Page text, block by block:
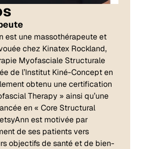
est une massothérapeute et
chez Kinatex Rockland,
Myofasciale Structurale
de l’Institut Kiné-Concept en
obtenu une certification
Therapy » ainsi qu’une
en « Core Structural
est motivée par
de ses patients vers
objectifs de santé et de bien-